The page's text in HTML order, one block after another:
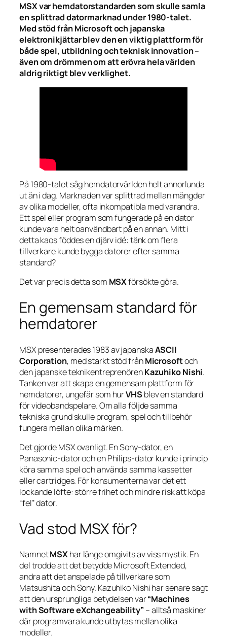
MSX var hemdatorstandarden som skulle samla
en splittrad datormarknad under 1980-talet.
Med stöd från Microsoft och japanska
elektronikjättar blev den en viktig plattform för
både spel, utbildning och teknisk innovation –
även om drömmen om att erövra hela världen
aldrig riktigt blev verklighet.
På 1980-talet såg hemdatorvärlden helt annorlunda
ut än i dag. Marknaden var splittrad mellan mängder
av olika modeller, ofta inkompatibla med varandra.
Ett spel eller program som fungerade på en dator
kunde vara helt oanvändbart på en annan. Mitt i
detta kaos föddes en djärv idé: tänk om flera
tillverkare kunde bygga datorer efter samma
standard?
Det var precis detta som MSXförsökte göra.
En gemensam standard för
hemdatorer
MSX presenterades 1983 av japanskaASCII
Corporation, med starkt stöd frånMicrosoftoch
den japanske teknikentreprenörenKazuhiko Nishi.
Tanken var att skapa en gemensam plattform för
hemdatorer, ungefär som hurVHS blev en standard
för videobandspelare. Om alla följde samma
tekniska grund skulle program, spel och tillbehör
fungera mellan olika märken.
Det gjorde MSX ovanligt. En Sony-dator, en
Panasonic-dator och en Philips-dator kunde i princip
köra samma spel och använda samma kassetter
eller cartridges. För konsumenterna var det ett
lockande löfte: större frihet och mindre risk att köpa
“fel” dator.
Vad stod MSX för?
NamnetMSXhar länge omgivits av viss mystik. En
del trodde att det betyddeMicrosoft Extended,
andra att det anspelade på tillverkare som
Matsushita och Sony. Kazuhiko Nishi har senare sagt
att den ursprungliga betydelsen var“Machines
with Software eXchangeability” – alltså maskiner
där programvara kunde utbytas mellan olika
modeller.